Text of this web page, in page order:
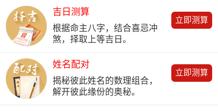
吉日测算
根据命主八字，结合喜忌冲
煞，择取上等吉日。
立即测算
姓名配对
揭秘彼此姓名的数理组合，
解开彼此缘份的奥秘。
立即测算